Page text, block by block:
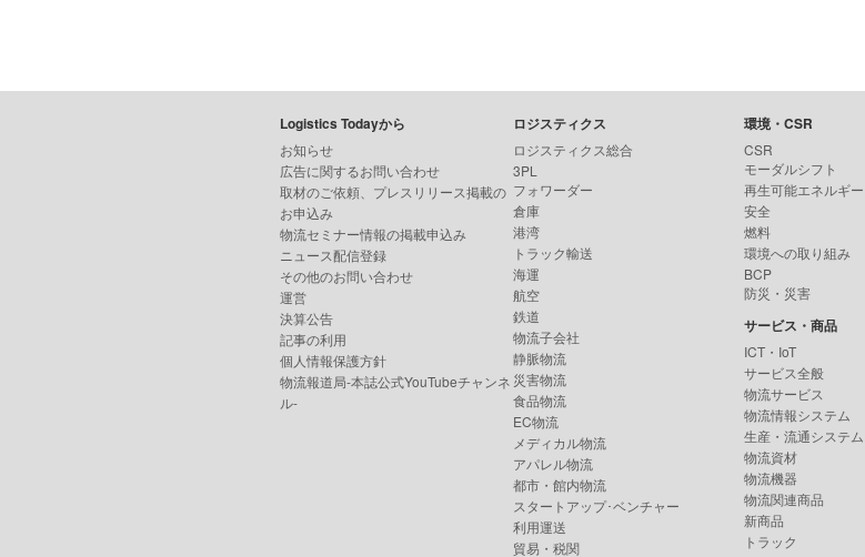
Logistics Todayから
お知らせ
広告に関するお問い合わせ
取材のご依頼、プレスリリース掲載の
お申込み
物流セミナー情報の掲載申込み
ニュース配信登録
その他のお問い合わせ
運営
決算公告
記事の利用
個人情報保護方針
物流報道局-本誌公式YouTubeチャンネ
ル-
ロジスティクス
ロジスティクス総合
3PL
フォワーダー
倉庫
港湾
トラック輸送
海運
航空
鉄道
物流子会社
静脈物流
災害物流
食品物流
EC物流
メディカル物流
アパレル物流
都市・館内物流
スタートアップ･ベンチャー
利用運送
貿易・税関
環境・CSR
CSR
モーダルシフト
再生可能エネルギー
安全
燃料
環境への取り組み
BCP
防災・災害
サービス・商品
ICT・IoT
サービス全般
物流サービス
物流情報システム
生産・流通システム
物流資材
物流機器
物流関連商品
新商品
トラック